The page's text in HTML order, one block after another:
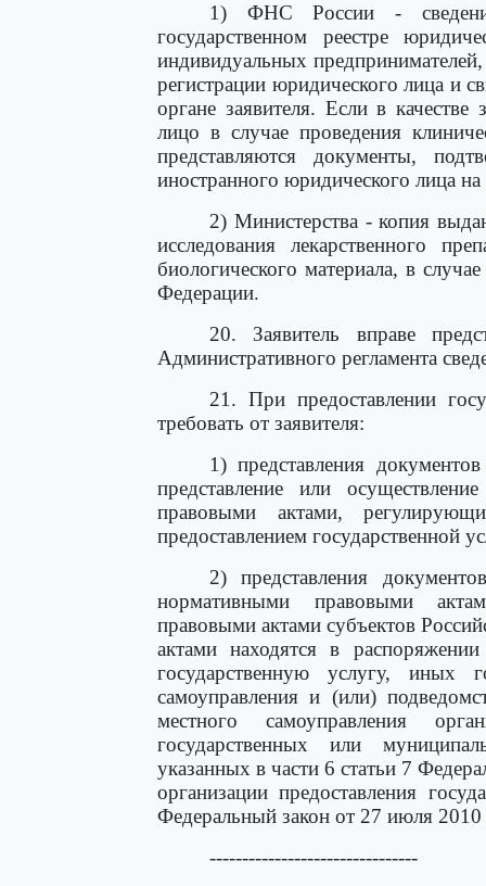
1) ФНС России -
государственном реестре
индивидуальных
регистрации юридического лица и
органе заявителя. Если в качестве
лицо в случае проведения
представляются документы,
иностранного юридического лица
2) Министерства - копия
исследования лекарственного
биологического материала, в
Федерации.
20. Заявитель вправе
Административного регламента
21. При предоставлении
требовать от заявителя:
1) представления
представление или
правовыми актами,
предоставлением государственной
2) представления
нормативными правовыми
правовыми актами субъектов
актами находятся в
государственную услугу, иных
самоуправления и (или)
местного самоуправления
государственных или
указанных в части 6 статьи 7
организации предоставления
Федеральный закон от 27 июля
--------------------------------